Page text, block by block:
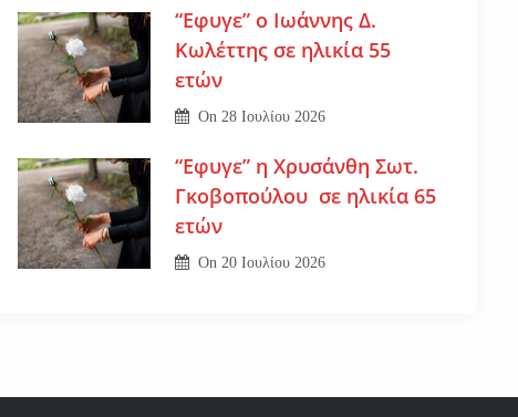
“Εφυγε” ο Ιωάννης Δ.
Κωλέττης σε ηλικία 55
ετών
On 28 Ιουλίου 2026
“Εφυγε” η Χρυσάνθη Σωτ.
Γκοβοπούλου σε ηλικία 65
ετών
On 20 Ιουλίου 2026